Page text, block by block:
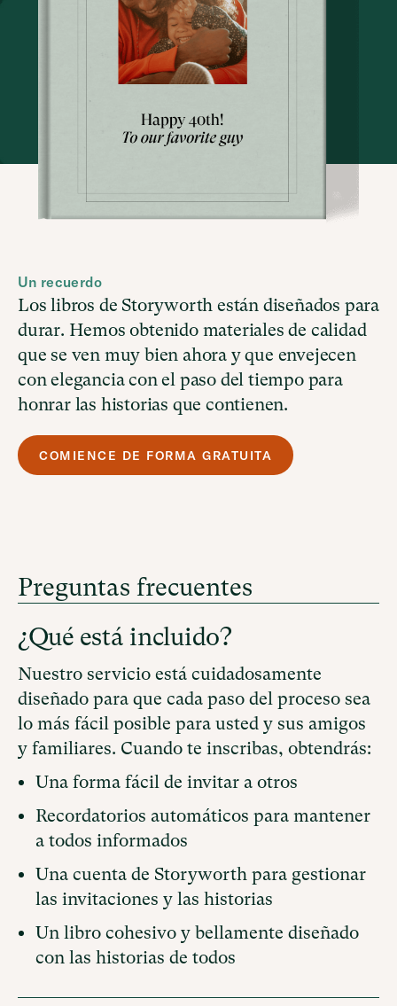
Un recuerdo
Los libros de Storyworth están diseñados para
durar. Hemos obtenido materiales de calidad
que se ven muy bien ahora y que envejecen
con elegancia con el paso del tiempo para
honrar las historias que contienen.
COMIENCE DE FORMA GRATUITA
Preguntas frecuentes
¿Qué está incluido?
Nuestro servicio está cuidadosamente
diseñado para que cada paso del proceso sea
lo más fácil posible para usted y sus amigos
y familiares. Cuando te inscribas, obtendrás:
Una forma fácil de invitar a otros
Recordatorios automáticos para mantener
a todos informados
Una cuenta de Storyworth para gestionar
las invitaciones y las historias
Un libro cohesivo y bellamente diseñado
con las historias de todos